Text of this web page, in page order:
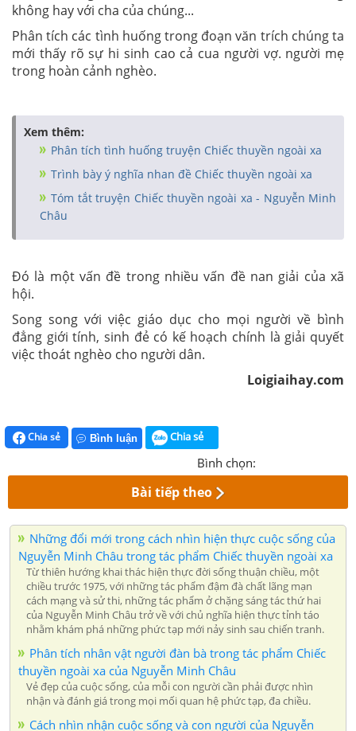
không hay với cha của chúng...
Phân tích các tình huống trong đoạn văn trích chúng ta
mới thấy rõ sự hi sinh cao cả cua người vợ. người mẹ
trong hoàn cảnh nghèo.
Xem thêm:
Phân tích tình huống truyện Chiếc thuyền ngoài xa
Trình bày ý nghĩa nhan đề Chiếc thuyền ngoài xa
Tóm tắt truyện Chiếc thuyền ngoài xa - Nguyễn Minh
Châu
Đó là một vấn đề trong nhiều vấn đề nan giải của xã
hội.
Song song với việc giáo dục cho mọi người về bình
đẳng giới tính, sinh đẻ có kế hoạch chính là giải quyết
việc thoát nghèo cho người dân.
Loigiaihay.com
Chia sẻ Bình luận Chia sẻ
Bình chọn:
Bài tiếp theo
Những đổi mới trong cách nhìn hiện thực cuộc sống của
Nguyễn Minh Châu trong tác phẩm Chiếc thuyền ngoài xa
Từ thiên hướng khai thác hiện thực đời sống thuận chiều, một
chiều trước 1975, với những tác phẩm đậm đà chất lãng mạn
cách mạng và sử thi, những tác phẩm ở chặng sáng tác thứ hai
của Nguyễn Minh Châu trở về với chủ nghĩa hiện thực tỉnh táo
nhằm khám phá những phức tạp mới nảy sinh sau chiến tranh.
Phân tích nhân vật người đàn bà trong tác phẩm Chiếc
thuyền ngoài xa của Nguyễn Minh Châu
Vẻ đẹp của cuộc sống, của mỗi con người cần phải được nhìn
nhận và đánh giá trong mọi mối quan hệ phức tạp, đa chiều.
Cách nhìn nhận cuộc sống và con người của Nguyễn